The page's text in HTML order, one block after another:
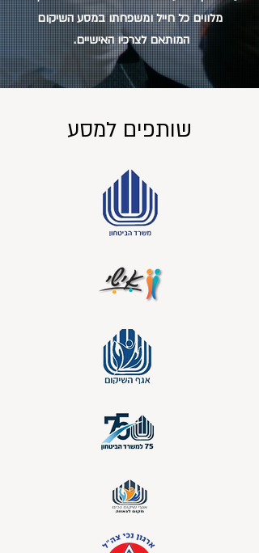
מלווים כל חייל ומשפחתו במסע השיקום
המותאם לצרכיו האישיים.
שותפים למסע